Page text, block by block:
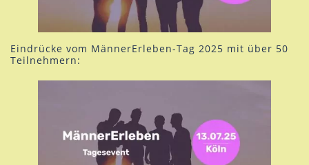
Eindrücke vom MännerErleben-Tag 2025 mit über 50
Teilnehmern: